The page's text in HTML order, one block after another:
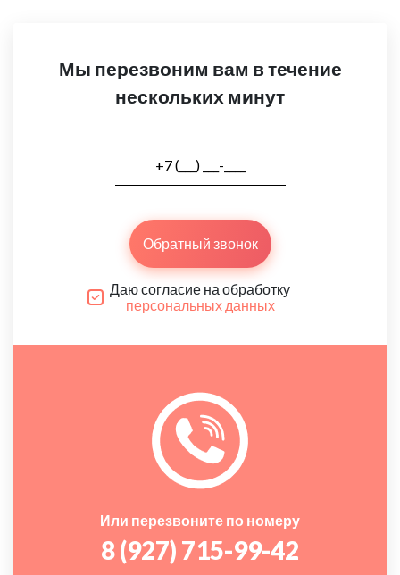
Мы перезвоним вам в течение
нескольких минут
Обратный звонок
Даю согласие на обработку
персональных данных
Или перезвоните по номеру
8 (927) 715-99-42